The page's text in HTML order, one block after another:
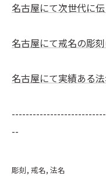
名古屋にて次世代に
名古屋にて戒名の彫
名古屋にて実績ある
--
彫刻 戒名 法名